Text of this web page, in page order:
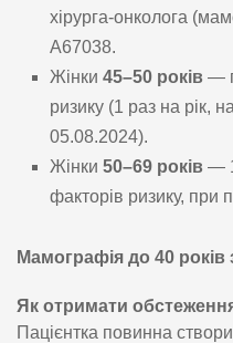
хірурга-онколога
А67038.
Жінки 45–50 років —
ризику (1 раз на рік,
05.08.2024).
Жінки 50–69 років —
факторів ризику, при
Мамографія до 40
Як отримати
Пацієнтка повинна